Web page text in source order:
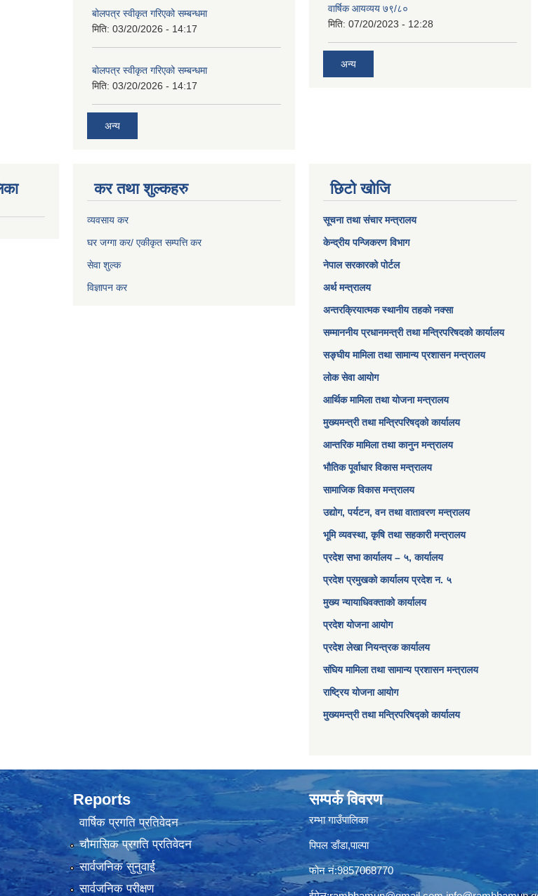
बोलपत्र स्वीकृत गरिएको सम्बन्धमा
मिति: 03/20/2026 - 14:17
बोलपत्र स्वीकृत गरिएको सम्बन्धमा
मिति: 03/20/2026 - 14:17
अन्य
वार्षिक आयव्यय ७९/८०
मिति: 07/20/2023 - 12:28
अन्य
कर तथा शुल्कहरु
व्यवसाय कर
घर जग्गा कर/ एकीकृत सम्पत्ति कर
सेवा शुल्क
विज्ञापन कर
छिटो खोजि
सूचना तथा संचार मन्त्रालय
केन्द्रीय पन्जिकरण विभाग
नेपाल सरकारको पोर्टल
अर्थ मन्त्रालय
अन्तरक्रियात्मक स्थानीय तहको नक्सा
सम्माननीय प्रधानमन्त्री तथा मन्त्रिपरिषद‌को कार्यालय
सङ्‍घीय मामिला तथा सामान्य प्रशासन मन्त्रालय
लोक सेवा आयोग
आर्थिक मामिला तथा योजना मन्त्रालय​
मुख्यमन्त्री तथा मन्त्रिपरिषद्को कार्यालय
आन्तरिक मामिला तथा कानुन मन्त्रालय
भौतिक पूर्वाधार विकास मन्त्रालय
सामाजिक विकास मन्त्रालय
उद्योग, पर्यटन, वन तथा वातावरण मन्त्रालय
भूमि व्यवस्था, कृषि तथा सहकारी मन्त्रालय
प्रदेश सभा कार्यालय – ५, कार्यालय
प्रदेश प्रमुखको कार्यालय प्रदेश न. ५
मुख्य न्यायाधिवक्ताको कार्यालय
प्रदेश योजना आयोग
प्रदेश लेखा नियन्त्रक कार्यालय
संघिय मामिला तथा सामान्य प्रशासन मन्त्रालय
राष्ट्रिय योजना आयोग
मुख्यमन्त्री तथा मन्त्रिपरिषद्को कार्यालय
Reports
वार्षिक प्रगति प्रतिवेदन
चौमासिक प्रगति प्रतिवेदन
सार्वजनिक सुनुवाई
सार्वजनिक परीक्षण
सम्पर्क विवरण
रम्भा गाउँपालिका
पिपल डाँडा,पाल्पा
फोन नं:9857068770